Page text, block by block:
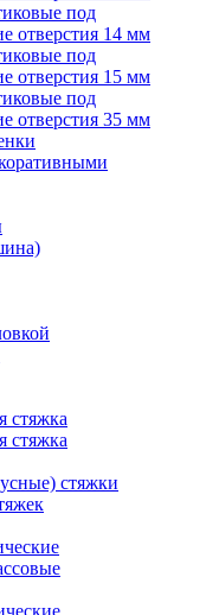
под
отверстия 14 мм
под
отверстия 15 мм
под
отверстия 35 мм
стяжка
стяжка
стяжки